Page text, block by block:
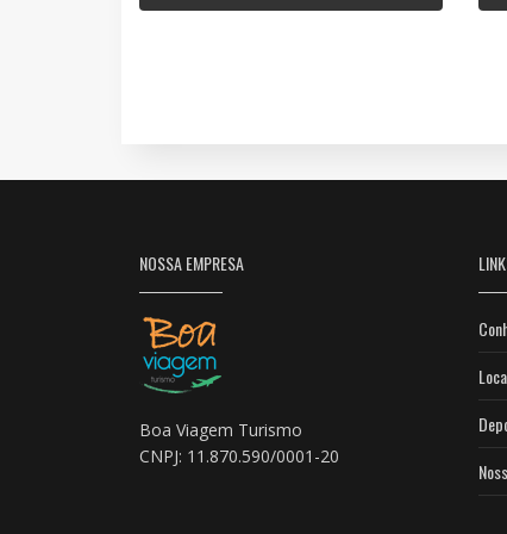
NOSSA EMPRESA
Boa Viagem Turismo
CNPJ: 11.870.590/0001-20